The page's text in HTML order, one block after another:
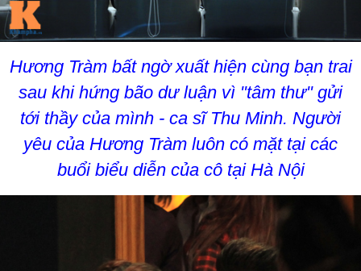
Hương Tràm bất ngờ xuất hiện cùng bạn trai
sau khi hứng bão dư luận vì "tâm thư" gửi
tới thầy của mình - ca sĩ Thu Minh. Người
yêu của Hương Tràm luôn có mặt tại các
buổi biểu diễn của cô tại Hà Nội